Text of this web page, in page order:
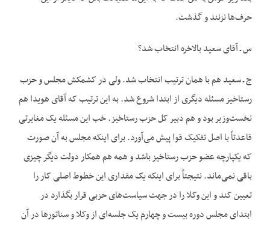
حرف‌‌ها نزنند و گذشت.
س ـ آقای سعید بالاخره انتخاب شد؟
ج ـ سعید هم با همان ترتیب انتخاب شد. ولی در کشمکش مجلس و حزب
رستاخیز مسئله دیگری از ابتدا شروع شد. به این ترتیب که آقای هویدا هم
نخست‌وزیر بود و هم دبیر کل حزب رستاخیز. خب این مسئله یک مغایرتی
قاعدتاً با اصل تفکیک قوا پیش می‌آورد. برای اینکه مجلس به آن صورت
که یکپارچه عضو حزب رستاخیز باشد و همه هم همکار دولت دیگر چیزی
باقی نمی‌ماند. نتیجتاً برای اینکه یک مقداری این خطوط اصلی کار را
تعیین کند و این وکلا را در جهت سیاست‌‌های حزبی قرار بگذارد در
ابتدای مجلس دوره بیست و چهارم یک جلسه‌ای از وکلا و سناتور‌ها در آن